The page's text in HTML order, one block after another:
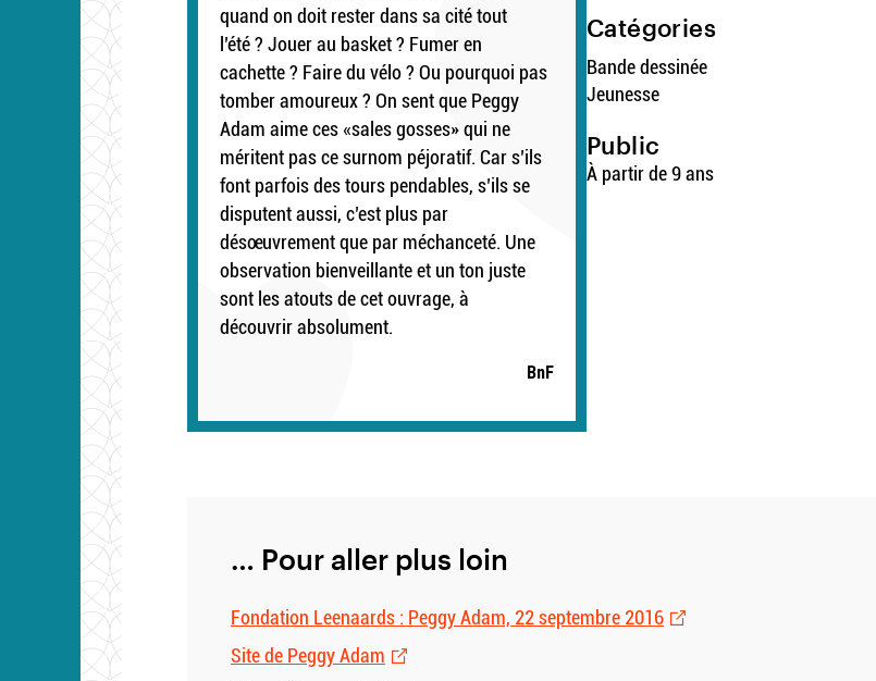
quand on doit rester dans sa cité tout
l’été ? Jouer au basket ? Fumer en
cachette ? Faire du vélo ? Ou pourquoi pas
tomber amoureux ? On sent que Peggy
Adam aime ces «sales gosses» qui ne
méritent pas ce surnom péjoratif. Car s’ils
font parfois des tours pendables, s’ils se
disputent aussi, c’est plus par
désœuvrement que par méchanceté. Une
observation bienveillante et un ton juste
sont les atouts de cet ouvrage, à
découvrir absolument.
BnF
Catégories
Bande dessinée
Jeunesse
Public
À partir de 9 ans
… Pour aller plus loin
Fondation Leenaards : Peggy Adam, 22 septembre 2016
Site de Peggy Adam